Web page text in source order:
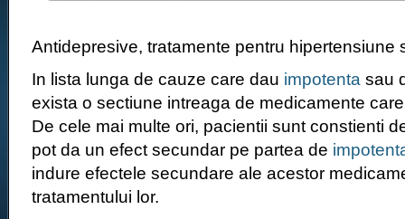
Antidepresive, tratamente pentru hipertensiune
In lista lunga de cauze care dau impotenta sau
exista o sectiune intreaga de medicamente
De cele mai multe ori, pacientii sunt constienti
pot da un efect secundar pe partea de
indure efectele secundare ale acestor
tratamentului lor.